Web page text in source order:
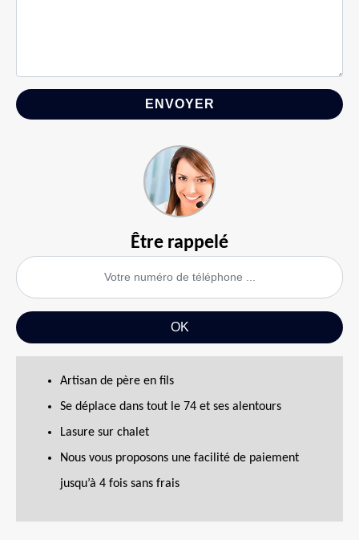
Être rappelé
Artisan de père en fils
Se déplace dans tout le 74 et ses alentours
Lasure sur chalet
Nous vous proposons une facilité de paiement
jusqu’à 4 fois sans frais